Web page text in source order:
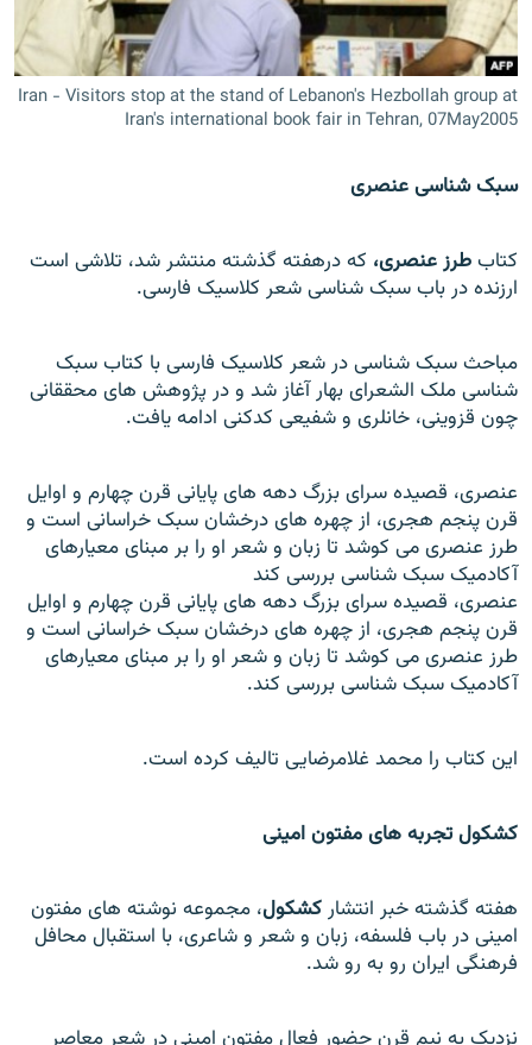
زبان‌های دیگر
Iran - Visitors stop at the stand of Lebanon's Hezbollah group at
Iran's international book fair in Tehran, 07May2005
سبک شناسی عنصری
کتابطرز عنصری، که درهفته گذشته منتشر شد، تلاشی است
ارزنده در باب سبک شناسی شعر کلاسيک فارسی.
مباحث سبک شناسی در شعر کلاسيک فارسی با کتاب سبک
شناسی ملک الشعرای بهار آغاز شد و در پژوهش های محققانی
چون قزوينی، خانلری و شفيعی کدکنی ادامه يافت.
عنصری، قصيده سرای بزرگ دهه های پايانی قرن چهارم و اوایل
قرن پنجم هجری، از چهره های درخشان سبک خراسانی است و
طرز عنصری می کوشد تا زبان و شعر او را بر مبنای معيارهای
آکادميک سبک شناسی بررسی کند
عنصری، قصيده سرای بزرگ دهه های پايانی قرن چهارم و اوایل
قرن پنجم هجری، از چهره های درخشان سبک خراسانی است و
طرز عنصری می کوشد تا زبان و شعر او را بر مبنای معيارهای
آکادميک سبک شناسی بررسی کند.
اين کتاب را محمد غلامرضايی تاليف کرده است.
کشکول تجربه های مفتون امينی
هفته گذشته خبر انتشارکشکول، مجموعه نوشته های مفتون
امينی در باب فلسفه، زبان و شعر و شاعری، با استقبال محافل
فرهنگی ايران رو به رو شد.